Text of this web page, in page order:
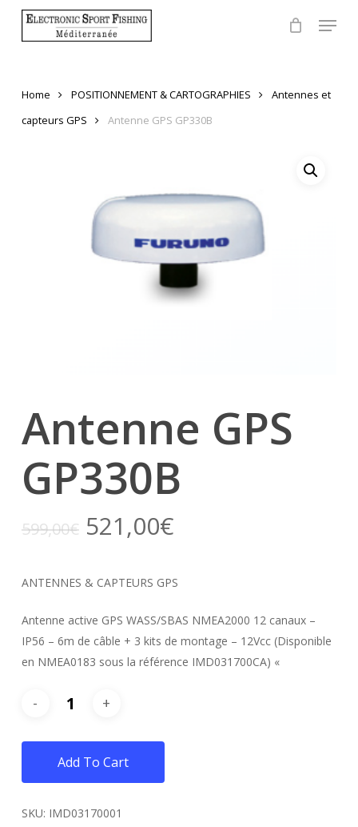
Menu
Home POSITIONNEMENT & CARTOGRAPHIES
Antennes et
capteurs GPS
Antenne GPS GP330B
Antenne GPS
GP330B
599,00€ 521,00€
ANTENNES & CAPTEURS GPS
Antenne active GPS WASS/SBAS NMEA2000 12 canaux –
IP56 – 6m de câble + 3 kits de montage – 12Vcc (Disponible
en NMEA0183 sous la référence IMD031700CA) «
Add To Cart
SKU: IMD03170001